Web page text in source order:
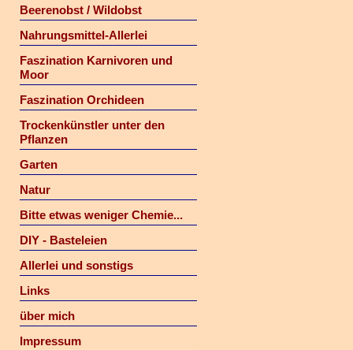
Beerenobst / Wildobst
Nahrungsmittel-Allerlei
Faszination Karnivoren und
Moor
Faszination Orchideen
Trockenkünstler unter den
Pflanzen
Garten
Natur
Bitte etwas weniger Chemie...
DIY - Basteleien
Allerlei und sonstigs
Links
über mich
Impressum